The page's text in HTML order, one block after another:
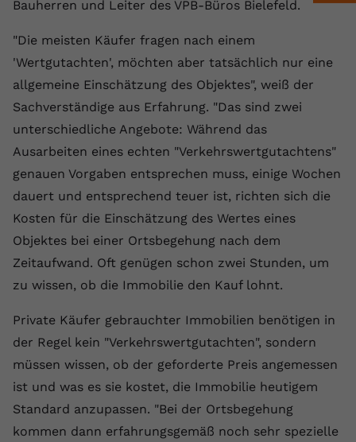
Bauherren und Leiter des VPB-Büros Bielefeld.
"Die meisten Käufer fragen nach einem
'Wertgutachten', möchten aber tatsächlich nur eine
allgemeine Einschätzung des Objektes", weiß der
Sachverständige aus Erfahrung. "Das sind zwei
unterschiedliche Angebote: Während das
Ausarbeiten eines echten "Verkehrswertgutachtens"
genauen Vorgaben entsprechen muss, einige Wochen
dauert und entsprechend teuer ist, richten sich die
Kosten für die Einschätzung des Wertes eines
Objektes bei einer Ortsbegehung nach dem
Zeitaufwand. Oft genügen schon zwei Stunden, um
zu wissen, ob die Immobilie den Kauf lohnt.
Private Käufer gebrauchter Immobilien benötigen in
der Regel kein "Verkehrswertgutachten", sondern
müssen wissen, ob der geforderte Preis angemessen
ist und was es sie kostet, die Immobilie heutigem
Standard anzupassen. "Bei der Ortsbegehung
kommen dann erfahrungsgemäß noch sehr spezielle
Laufzeit 1 Jahr
Zweck
Dieser Wert speichert Ihre Consent-
Einstellungen. Unter anderem eine
zufällig generierte ID, für die
historische Speicherung Ihrer
vorgenommen Einstellungen, falls der
Webseiten-Betreiber dies eingestellt
Name fe_typo_user
Laufzeit Session
Zweck
Speicherung von
Benutzereinstellungen zu ermöglichen.
Zweck
wiederzuerkennen und statistische
Website zu erfassen.
Name _gcl au
Anbieter Google Ads
Laufzeit
Zweck
Wird von Google Ads für das
Conversion-Tracking verwendet, um
Cookie-Informationen anzeigen
Externe Inhalte
Wir verwenden auf unserer Website externe Inhalte,
um Ihnen zusätzliche Informationen anzubieten.
Anbieter vimeo.com
Zweck
Vimeo installiert dieses Cookie, um
Tracking-Informationen zu sammeln,
indem es eine eindeutige ID zum
Einbetten von Videos auf der Website
setzt.
Name CONSENT
youtube.com
Laufzeit 2 Jahre
Cookie-Informationen anzeigen